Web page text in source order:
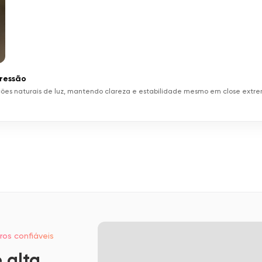
naturais de luz, mantendo clareza e estabilidade mesmo em close
confiáveis